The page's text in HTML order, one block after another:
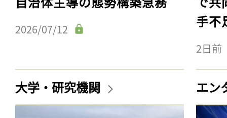
2026/07/12
手不
2日前
大学・研究機関 エン